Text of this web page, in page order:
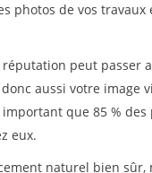
photos de vos travaux
peut passer
aussi votre image
que 85 %
eux.
naturel bien sûr,